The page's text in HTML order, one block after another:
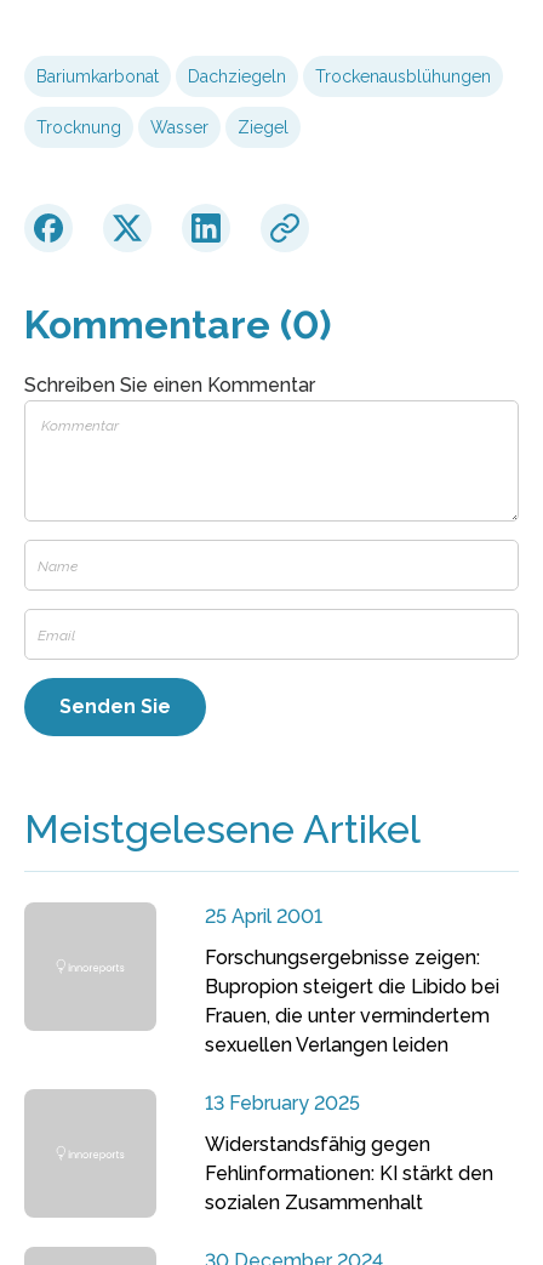
Bariumkarbonat Dachziegeln Trockenausblühungen
Trocknung Wasser Ziegel
Kommentare (0)
Schreiben Sie einen Kommentar
Meistgelesene Artikel
25 April 2001
Forschungsergebnisse zeigen:
Bupropion steigert die Libido bei
Frauen, die unter vermindertem
sexuellen Verlangen leiden
13 February 2025
Widerstandsfähig gegen
Fehlinformationen: KI stärkt den
sozialen Zusammenhalt
30 December 2024